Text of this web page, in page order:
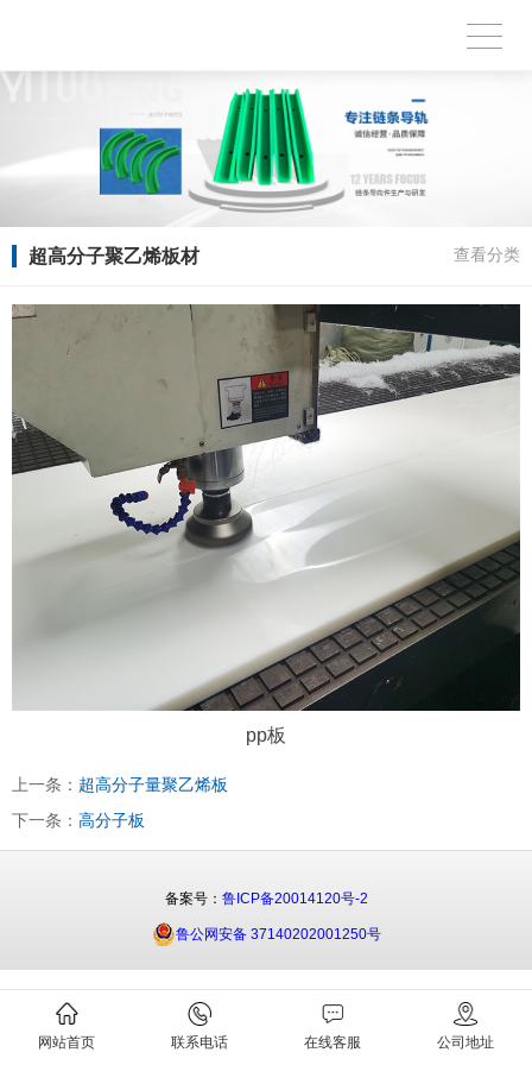
超高分子聚乙烯板材 查看分类
pp板
上一条： 超高分子量聚乙烯板
下一条： 高分子板
网站首页 联系电话 在线客服 公司地址
备案号： 鲁ICP备20014120号-2
鲁公网安备 37140202001250号